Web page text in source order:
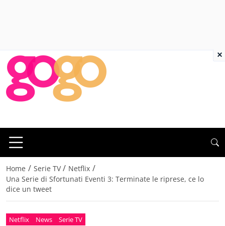
Home / Serie TV / Netflix /
Una Serie di Sfortunati Eventi 3: Terminate le riprese, ce lo
dice un tweet
Netflix News Serie TV
×